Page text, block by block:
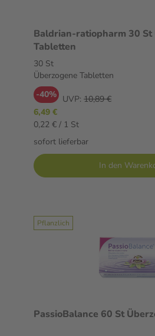
Baldrian-ratiopharm 30 St Überzogene
Tabletten
30 St
Überzogene Tabletten
-40% UVP: 10,89 €
6,49 €
0,22 € / 1 St
sofort lieferbar
In den
Pflanzlich
PassioBalance 60 St